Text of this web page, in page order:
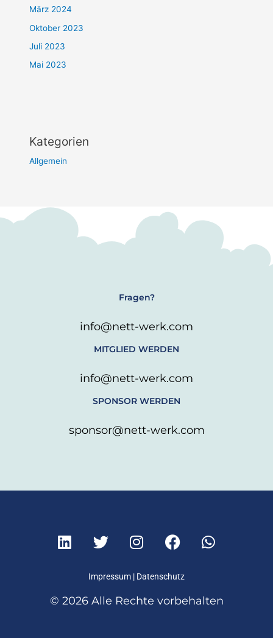
März 2024
Oktober 2023
Juli 2023
Mai 2023
Kategorien
Allgemein
Fragen?
info@nett-werk.com
MITGLIED WERDEN
info@nett-werk.com
SPONSOR WERDEN
sponsor@nett-werk.com
L
i
e
d
T
w
t
t
e
I
n
t
a
g
F
a
e
b
o
W
h
s
a
Impressum | Datenschutz
© 2026 Alle Rechte vorbehalten